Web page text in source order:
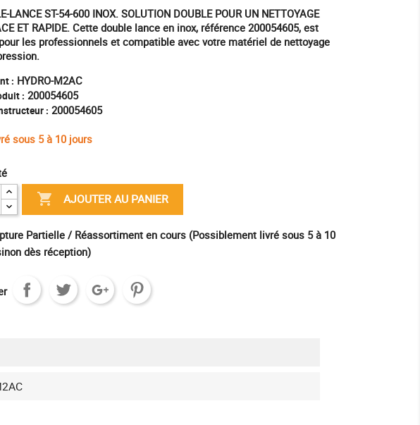
LANCE ST-54-600 INOX. SOLUTION DOUBLE POUR UN NETTOYAGE
ET RAPIDE. Cette double lance en inox, référence 200054605, est
les professionnels et compatible avec votre matériel de nettoyage
: HYDRO-M2AC
: 200054605
: 200054605
sous 5 à 10 jours
 AJOUTER AU PANIER
Partielle / Réassortiment en cours (Possiblement livré sous 5 à 10
dès réception)